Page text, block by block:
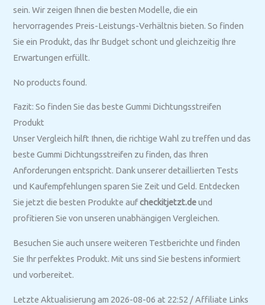
sein. Wir zeigen Ihnen die besten Modelle, die ein
hervorragendes Preis-Leistungs-Verhältnis bieten. So finden
Sie ein Produkt, das Ihr Budget schont und gleichzeitig Ihre
Erwartungen erfüllt.
No products found.
Fazit: So finden Sie das beste Gummi Dichtungsstreifen
Produkt
Unser Vergleich hilft Ihnen, die richtige Wahl zu treffen und das
beste Gummi Dichtungsstreifen zu finden, das Ihren
Anforderungen entspricht. Dank unserer detaillierten Tests
und Kaufempfehlungen sparen Sie Zeit und Geld. Entdecken
Sie jetzt die besten Produkte aufcheckitjetzt.deund
profitieren Sie von unseren unabhängigen Vergleichen.
Besuchen Sie auch unsere weiteren Testberichte und finden
Sie Ihr perfektes Produkt. Mit uns sind Sie bestens informiert
und vorbereitet.
Letzte Aktualisierung am 2026-08-06 at 22:52 / Affiliate Links